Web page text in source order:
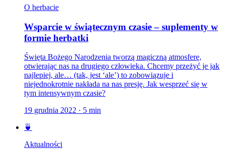
O herbacie
Wsparcie w świątecznym czasie – suplementy w
formie herbatki
Święta Bożego Narodzenia tworzą magiczną atmosferę,
otwierając nas na drugiego człowieka. Chcemy przeżyć je jak
najlepiej, ale… (tak, jest ‘ale’) to zobowiązuje i
niejednokrotnie nakłada na nas presję. Jak wesprzeć się w
tym intensywnym czasie?
19 grudnia 2022 · 5 min
🍵
Aktualności